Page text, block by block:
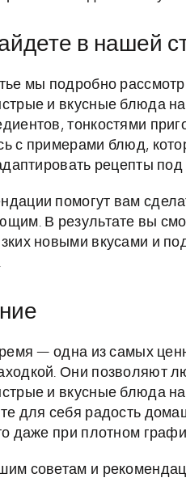
в нашей
мы подробно
и вкусные блюда
тонкостями
с примерами блюд,
рецепты
помогут вам
В результате вы
новыми вкусами и
— одна из самых
Они позволяют
и вкусные блюда
для себя радость
даже при плотном
советам и